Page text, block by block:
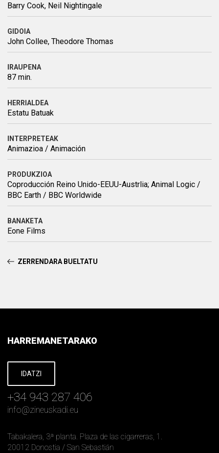
Barry Cook, Neil Nightingale
GIDOIA
John Collee, Theodore Thomas
IRAUPENA
87 min.
HERRIALDEA
Estatu Batuak
INTERPRETEAK
Animazioa / Animación
PRODUKZIOA
Coproducción Reino Unido-EEUU-Austrlia; Animal Logic /
BBC Earth / BBC Worldwide
BANAKETA
Eone Films
ZERRENDARA BUELTATU
HARREMANETARAKO
IDATZI
+34 943 287 406
info@zineuskadi.eu
Tabakalera, 3ª planta. Plaza de las cigarreras, 1.
20012 Donostia / San Sebastián